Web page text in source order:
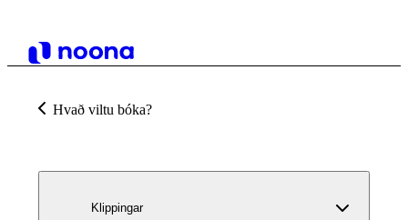
Hvað viltu bóka?
Klippingar